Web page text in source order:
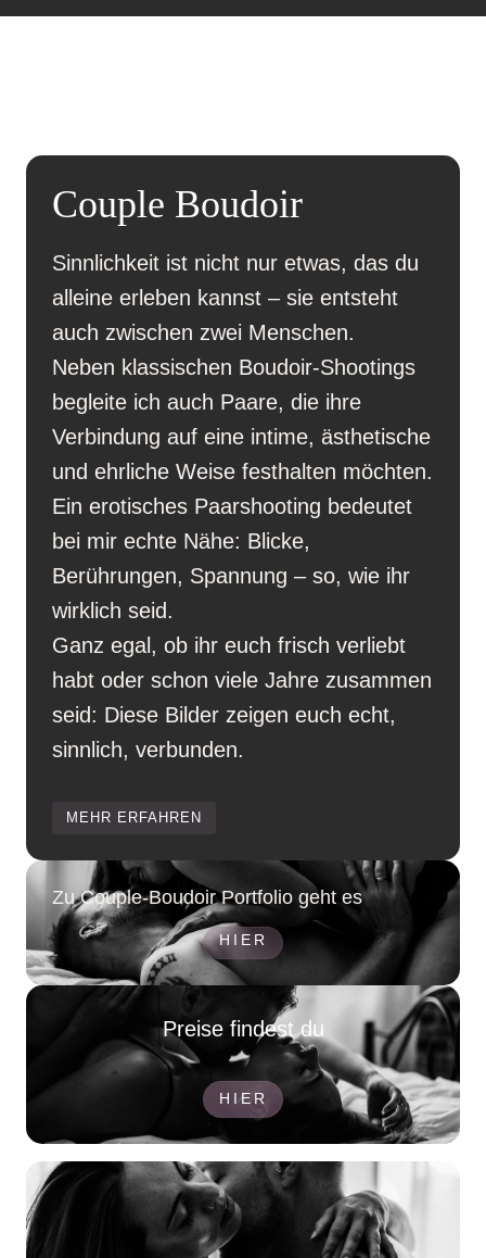
Couple Boudoir
Sinnlichkeit ist nicht nur etwas, das du
alleine erleben kannst – sie entsteht
auch zwischen zwei Menschen.
Neben klassischen Boudoir-Shootings
begleite ich auch Paare, die ihre
Verbindung auf eine intime, ästhetische
und ehrliche Weise festhalten möchten.
Ein erotisches Paarshooting bedeutet
bei mir echte Nähe: Blicke,
Berührungen, Spannung – so, wie ihr
wirklich seid.
Ganz egal, ob ihr euch frisch verliebt
habt oder schon viele Jahre zusammen
seid: Diese Bilder zeigen euch echt,
sinnlich, verbunden.
MEHR ERFAHREN
Zu Couple-Boudoir Portfolio geht es
HIER
Preise findest du
HIER